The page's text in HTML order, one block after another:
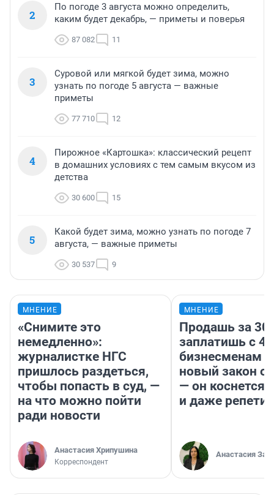
2
По погоде 3 августа можно определить,
каким будет декабрь, — приметы и поверья
87 082 11
3
Суровой или мягкой будет зима, можно
узнать по погоде 5 августа — важные
приметы
77 710 12
4
Пирожное «Картошка»: классический рецепт
в домашних условиях с тем самым вкусом из
детства
30 600 15
5
Какой будет зима, можно узнать по погоде 7
августа, — важные приметы
30 537 9
МНЕНИЕ
«Снимите это
немедленно»:
журналистке НГС
пришлось раздеться,
чтобы попасть в суд, —
на что можно пойти
ради новости
Анастасия Хрипушина
Корреспондент
МНЕНИЕ
Продашь за
заплатишь с
бизнесменам
новый закон о
— он коснется
и даже
Анастасия